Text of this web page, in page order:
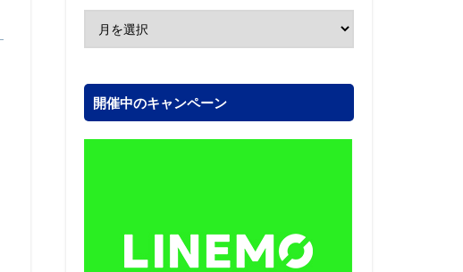
開催中のキャンペーン